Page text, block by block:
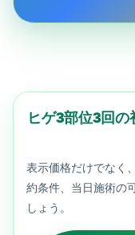
ヒゲ3部位3回
表示価格だけでなく
約条件、当日施術の
しょう。